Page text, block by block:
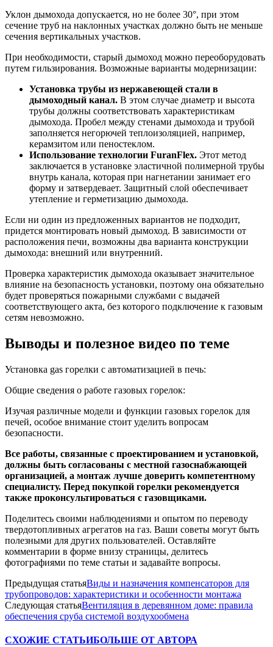
Уклон дымохода допускается, но не более 30°, при этом
сечение труб на наклонных участках должно быть не меньше
сечения вертикальных участков.
При необходимости, старый дымоход можно переоборудовать
путем гильзирования. Возможные варианты модернизации:
Установка трубы из нержавеющей стали в
дымоходный канал. В этом случае диаметр и высота
трубы должны соответствовать характеристикам
дымохода. Пробел между стенами дымохода и трубой
заполняется негорючей теплоизоляцией, например,
керамзитом или пеностеклом.
Использование технологии FuranFlex. Этот метод
заключается в установке эластичной полимерной трубы
внутрь канала, которая при нагнетании занимает его
форму и затвердевает. Защитный слой обеспечивает
утепление и герметизацию дымохода.
Если ни один из предложенных вариантов не подходит,
придется монтировать новый дымоход. В зависимости от
расположения печи, возможны два варианта конструкции
дымохода: внешний или внутренний.
Проверка характеристик дымохода оказывает значительное
влияние на безопасность установки, поэтому она обязательно
будет проверяться пожарными службами с выдачей
соответствующего акта, без которого подключение к газовым
сетям невозможно.
Выводы и полезное видео по теме
Установка gas горелки с автоматизацией в печь:
Общие сведения о работе газовых горелок:
Изучая различные модели и функции газовых горелок для
печей, особое внимание стоит уделить вопросам
безопасности.
Все работы, связанные с проектированием и установкой,
должны быть согласованы с местной газоснабжающей
организацией, а монтаж лучше доверить компетентному
специалисту. Перед покупкой горелки рекомендуется
также проконсультироваться с газовщиками.
Поделитесь своими наблюдениями и опытом по переводу
твердотопливных агрегатов на газ. Ваши советы могут быть
полезными для других пользователей. Оставляйте
комментарии в форме внизу страницы, делитесь
фотографиями по теме статьи и задавайте вопросы.
Предыдущая статьяВиды и назначения компенсаторов для
трубопроводов: характеристики и особенности монтажа
Следующая статьяВентиляция в деревянном доме: правила
обеспечения сруба системой воздухообмена
СХОЖИЕ СТАТЬИБОЛЬШЕ ОТ АВТОРА